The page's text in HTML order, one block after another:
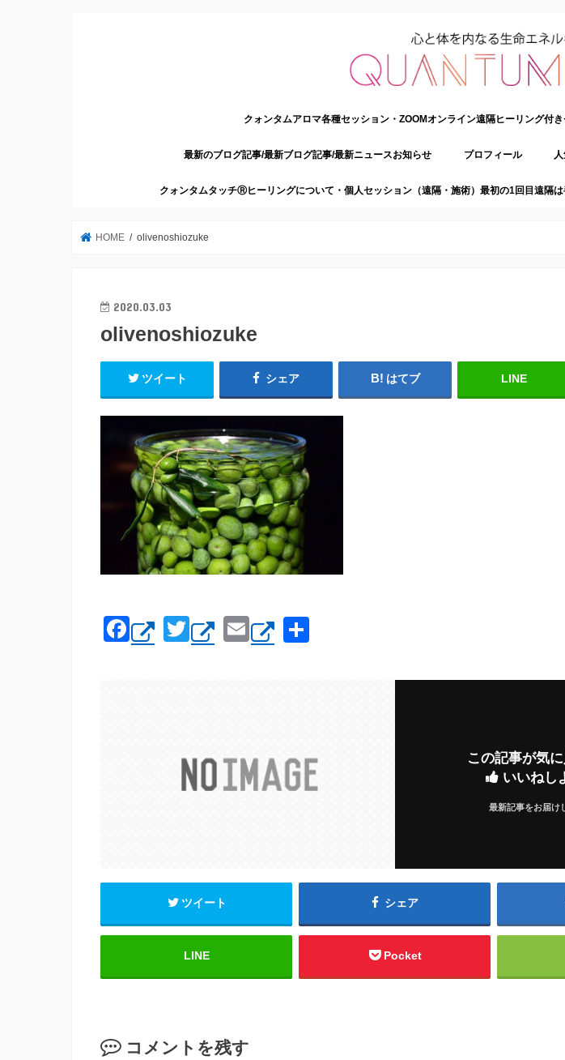
クォンタムアロマ各種セッション・ZOOMオンライン遠隔ヒーリング付
最新のブログ記事/最新ブログ記事/最新ニュースお知らせ プロフィール
クォンタムタッチⓇヒーリングについて・個人セッション（遠隔・施術）最初の1回目遠隔
HOME olivenoshiozuke
2020.03.03
olivenoshiozuke
ツイート シェア はてブ LINE
F
a
T
wi
E
m
この記事が気
いいねし
最新記事をお届け
ツイート シェア
LINE Pocket
コメントを残す